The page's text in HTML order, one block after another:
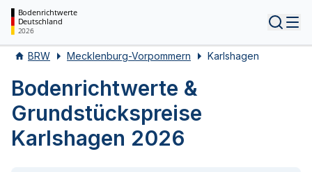
Bodenrichtwerte
Deutschland
2026
BRW Mecklenburg-Vorpommern Karlshagen
Bodenrichtwerte &
Grundstückspreise
Karlshagen 2026